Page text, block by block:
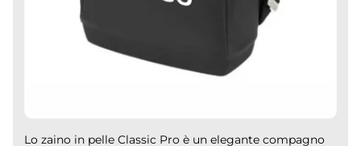
Lo zaino in pelle Classic Pro è un elegante compagno